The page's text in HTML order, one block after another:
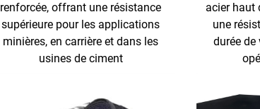
renforcée, offrant une résistance
supérieure pour les applications
minières, en carrière et dans les
usines de ciment
acier haut
une
durée de